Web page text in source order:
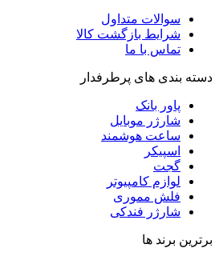
سوالات متداول
شرایط بازگشت کالا
تماس با ما
دسته بندی های پرطرفدار
پاور بانک
شارژر موبایل
ساعت هوشمند
اسپیکر
گجت
لوازم کامپیوتر
فلش مموری
شارژر فندکی
برترین برند ها